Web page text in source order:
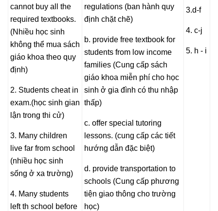
3.d-f
4. c-j
5. h - i
cannot buy all the
required textbooks.
(Nhiều học sinh
không thể mua sách
giáo khoa theo quy
định)
2. Students cheat in
exam.(học sinh gian
lận trong thi cử)
3. Many children
live far from school
(nhiều học sinh
sống ở xa trường)
4. Many students
left th school before
regulations (ban hành quy
định chặt chẽ)
b. provide free textbook for
students from low income
families (Cung cấp sách
giáo khoa miễn phí cho học
sinh ở gia đình có thu nhập
thấp)
c. offer special tutoring
lessons. (cung cấp các tiết
hướng dẫn đặc biệt)
d. provide transportation to
schools (Cung cấp phương
tiện giao thông cho trường
học)